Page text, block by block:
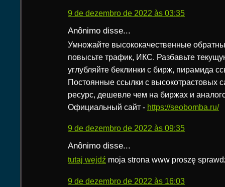
9 de dezembro de 2022 às 03:35
Anônimo disse...
Умножайте высококачественные
повысьте трафик, ИКС. Разбавьте
углубляйте беклинки с бирж, пирамида
Постоянные ссылки с высокотрастовых
ресурс, дешевле чем на биржах и
Официальный сайт - https://seobomba.ru/
9 de dezembro de 2022 às 09:35
Anônimo disse...
tutaj wejdź moja strona www proszę
9 de dezembro de 2022 às 16:03